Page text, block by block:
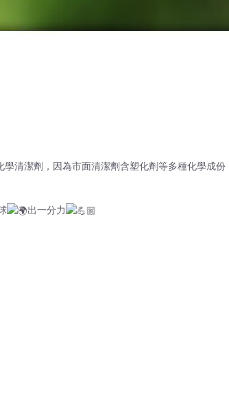
學清潔劑，因為市面清潔劑含塑化劑等多種化學成
出一分力